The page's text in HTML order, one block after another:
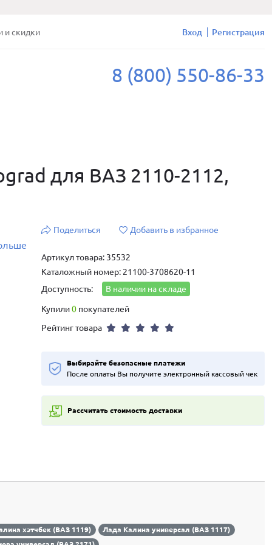
и скидки Вход Регистрация
8 (800) 550-86-33
для ВАЗ 2110-2112,
Поделиться Добавить в избранное
Артикул товара: 35532
Каталожный номер: 21100-3708620-11
Доступность:
В наличии на складе
Купили0 покупателей
Рейтинг товара
Выбирайте безопасные платежи
После оплаты Вы получите электронный кассовый чек
Рассчитать стоимость доставки
хэтчбек (ВАЗ 1119)
Лада Калина универсал (ВАЗ 1117)